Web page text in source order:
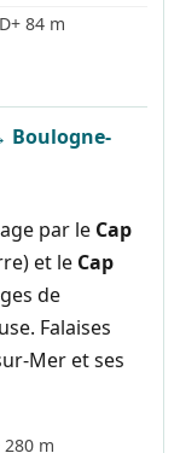
84 m
Boulogne-
par le Cap
et le Cap
de
Falaises
Mer et ses
m